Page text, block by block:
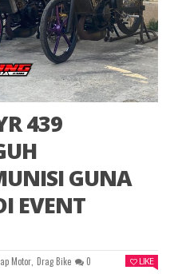
439
GUNA
EVENT
Motor, Drag Bike 0 LIKE